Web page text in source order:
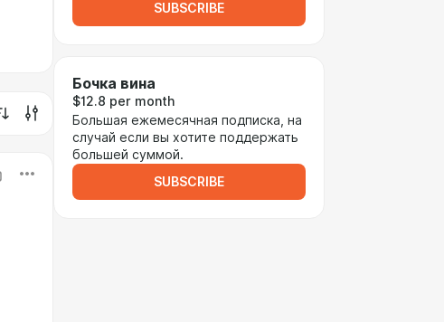
SUBSCRIBE
Бочка вина
$12.8 per month
Большая ежемесячная подписка, на
случай если вы хотите поддержать
большей суммой.
SUBSCRIBE